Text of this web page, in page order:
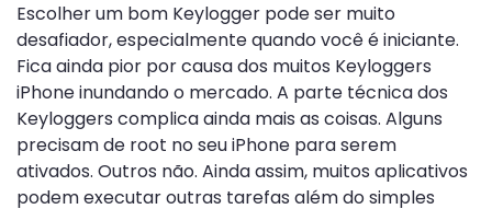
Escolher um bom Keylogger pode ser muito
desafiador, especialmente quando você é iniciante.
Fica ainda pior por causa dos muitos Keyloggers
iPhone inundando o mercado. A parte técnica dos
Keyloggers complica ainda mais as coisas. Alguns
precisam de root no seu iPhone para serem
ativados. Outros não. Ainda assim, muitos aplicativos
podem executar outras tarefas além do simples